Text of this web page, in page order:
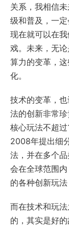
关系，我相信
级和普及，一
现在就可以在
戏。未来，无
算力的变革，
化。
技术的变革，
法的创新非常
核心玩法不超
2008年提出细
法，并在多个
会在全球范围
的各种创新玩
而在技术和玩
的，其实是好